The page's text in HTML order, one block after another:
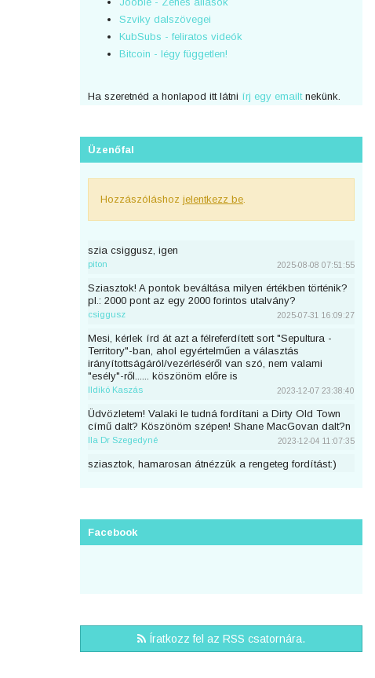
Szviky dalszövegei
KubSubs - feliratos videók
Bitcoin - légy független!
Ha szeretnéd a honlapod itt látni írj egy emailtnekünk.
Üzenőfal
Hozzászóláshoz jelentkezz be
szia csiggusz, igen
piton 2025-08-08 07:51:55
Sziasztok! A pontok beváltása milyen értékben történik?
pl.: 2000 pont az egy 2000 forintos utalvány?
csiggusz 2025-07-31 16:09:27
Mesi, kérlek írd át azt a félreferdített sort "Sepultura -
Territory"-ban, ahol egyértelműen a választás
irányítottságáról/vezérléséről van szó, nem valami
"esély"-ről...... köszönöm előre is
Ildikó Kaszás 2023-12-07 23:38:40
Üdvözletem! Valaki le tudná fordítani a Dirty Old Town
című dalt? Köszönöm szépen! Shane MacGovan dalt?n
Ila Dr Szegedyné 2023-12-04 11:07:35
sziasztok, hamarosan átnézzük a rengeteg fordítást:)
előtte. Át lehetne még írni a nevemre? Köszi <3
Sziasztok, én küldtem be most Taylor Swifttől a Great
War című számot, de véletlen nem voltam bejelentkezve.
A nevemre lehetne írni?
Facebook
Íratkozz fel az RSS csatornára.